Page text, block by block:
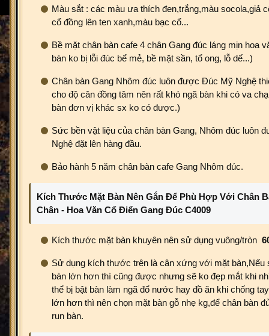
Màu sắt : các màu ưa thích đen,trắng,màu socola,giả
cổ đồng lên ten xanh,màu bạc cổ...
Bề mặt chân bàn cafe 4 chân Gang đúc láng mịn hoa
bàn ko bị lỗi đúc bể mẻ, bề mặt sần, tổ ong, lỗ dế...)
Chân bàn Gang Nhôm đúc luôn được Đúc Mỹ Nghệ
cho độ cân đồng tâm nên rất khó ngã bàn khi có va
bàn đơn vị khác sx ko có được.)
Sức bền vật liệu của chân bàn Gang, Nhôm đúc luôn
Nghệ đặt lên hàng đầu.
Bảo hành 5 năm chân bàn cafe Gang Nhôm đúc.
Kích Thước Mặt Bàn Nên Gắn Để Phù Hợp Với Chân
Chân - Hoa Văn Cổ Điển Gang Đúc C4009
Kích thước mặt bàn khuyên nên sử dụng vuông/tròn
Sử dụng kích thước trên là cân xứng với mặt bàn,Nếu
bàn lớn hơn thì cũng được nhưng sẽ ko đẹp mắt khi
thể bị bật bàn làm ngã đổ nước hay đồ ăn khi chống
lớn hơn thì nên chọn mặt bàn gỗ nhẹ kg,để chân bàn
run bàn.